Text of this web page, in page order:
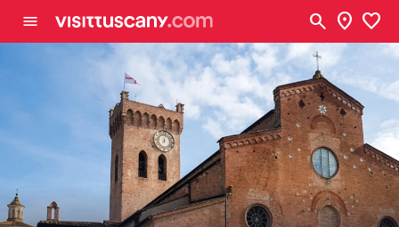
menu search location_on favorite